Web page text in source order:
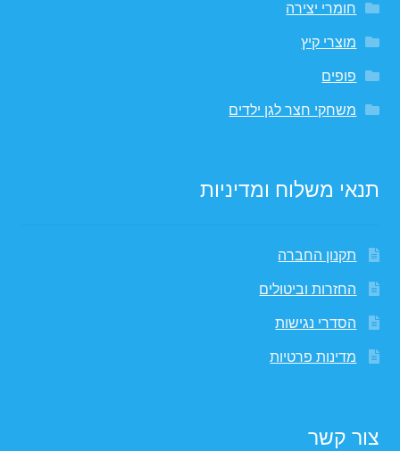
חומרי יצירה
מוצרי קיץ
פופים
משחקי חצר לגן ילדים
תנאי משלוח ומדיניות
תקנון החברה
החזרות וביטולים
הסדרי נגישות
מדינות פרטיות
צור קשר